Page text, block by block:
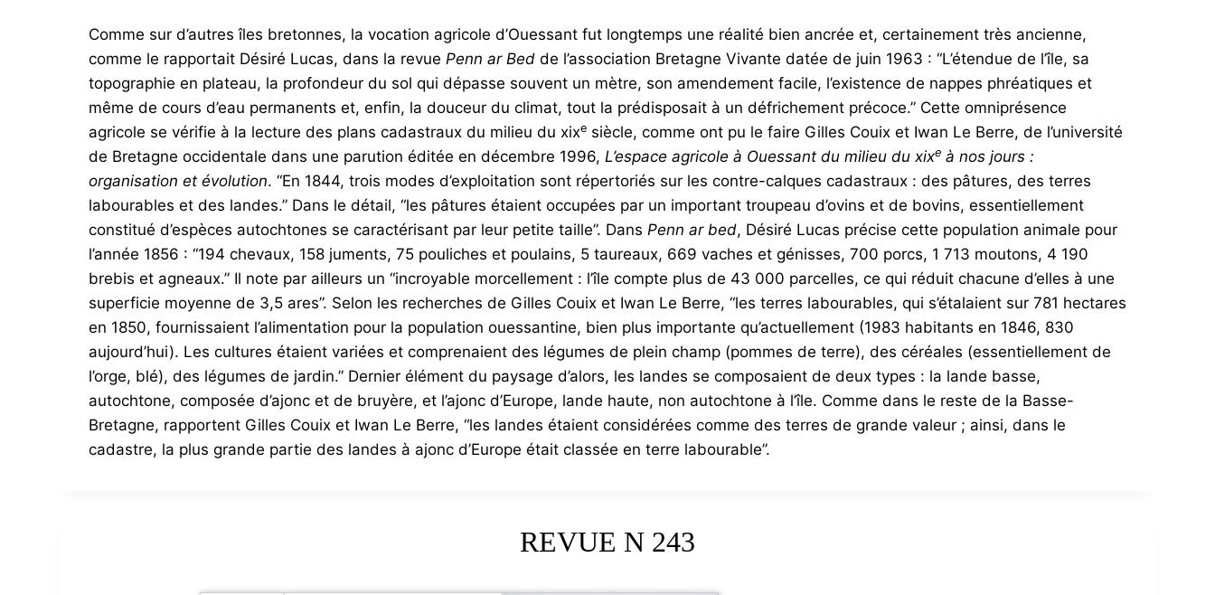
Comme sur d’autres îles bretonnes, la vocation agricole d’Ouessant fut longtemps une réalité bien ancrée et, certainement très ancienne,
comme le rapportait Désiré Lucas, dans la revue Penn ar Bed de l’association Bretagne Vivante datée de juin 1963 : “L’étendue de l’île, sa
topographie en plateau, la profondeur du sol qui dépasse souvent un mètre, son amendement facile, l’existence de nappes phréatiques et
même de cours d’eau permanents et, enfin, la douceur du climat, tout la prédisposait à un défrichement précoce.” Cette omniprésence
agricole se vérifie à la lecture des plans cadastraux du milieu du xixe siècle, comme ont pu le faire Gilles Couix et Iwan Le Berre, de l’université
de Bretagne occidentale dans une parution éditée en décembre 1996, L’espace agricole à Ouessant du milieu du xixe à nos jours :
organisation et évolution. “En 1844, trois modes d’exploitation sont répertoriés sur les contre-calques cadastraux : des pâtures, des terres
labourables et des landes.” Dans le détail, “les pâtures étaient occupées par un important troupeau d’ovins et de bovins, essentiellement
constitué d’espèces autochtones se caractérisant par leur petite taille”. Dans Penn ar bed, Désiré Lucas précise cette population animale pour
l’année 1856 : “194 chevaux, 158 juments, 75 pouliches et poulains, 5 taureaux, 669 vaches et génisses, 700 porcs, 1 713 moutons, 4 190
brebis et agneaux.” Il note par ailleurs un “incroyable morcellement : l’île compte plus de 43 000 parcelles, ce qui réduit chacune d’elles à une
superficie moyenne de 3,5 ares”. Selon les recherches de Gilles Couix et Iwan Le Berre, “les terres labourables, qui s’étalaient sur 781 hectares
en 1850, fournissaient l’alimentation pour la population ouessantine, bien plus importante qu’actuellement (1983 habitants en 1846, 830
aujourd’hui). Les cultures étaient variées et comprenaient des légumes de plein champ (pommes de terre), des céréales (essentiellement de
l’orge, blé), des légumes de jardin.” Dernier élément du paysage d’alors, les landes se composaient de deux types : la lande basse,
autochtone, composée d’ajonc et de bruyère, et l’ajonc d’Europe, lande haute, non autochtone à l’île. Comme dans le reste de la Basse-
Bretagne, rapportent Gilles Couix et Iwan Le Berre, “les landes étaient considérées comme des terres de grande valeur ; ainsi, dans le
cadastre, la plus grande partie des landes à ajonc d’Europe était classée en terre labourable”.
REVUE N 243